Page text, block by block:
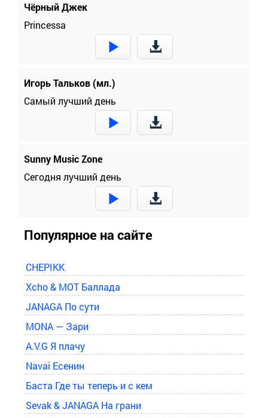
Чёрный Джек
Princessa
Игорь Тальков (мл.)
Самый лучший день
Sunny Music Zone
Сегодня лучший день
Популярное на сайте
CHEPIKK
Xcho & MOT Баллада
JANAGA По сути
MONA — Зари
A.V.G Я плачу
Navai Есенин
Баста Где ты теперь и с кем
Sevak & JANAGA На грани